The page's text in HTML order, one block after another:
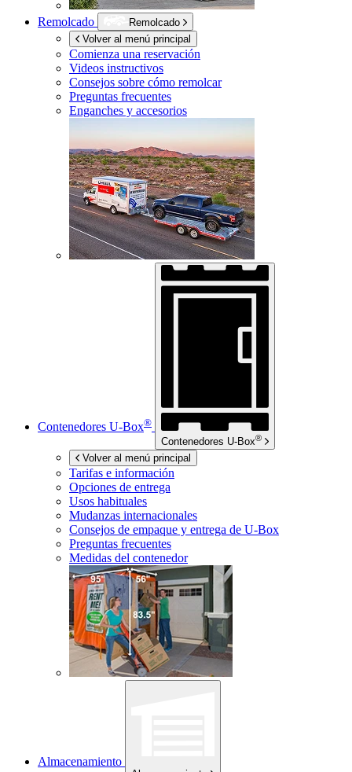
Remolcado
Remolcado
Volver al menú principal
Comienza una reservación
Videos instructivos
Consejos sobre cómo remolcar
Preguntas frecuentes
Enganches y accesorios
Contenedores U-Box®
Contenedores U-Box®
Volver al menú principal
Tarifas e información
Opciones de entrega
Usos habituales
Mudanzas internacionales
Consejos de empaque y entrega de U-Box
Preguntas frecuentes
Medidas del contenedor
Almacenamiento